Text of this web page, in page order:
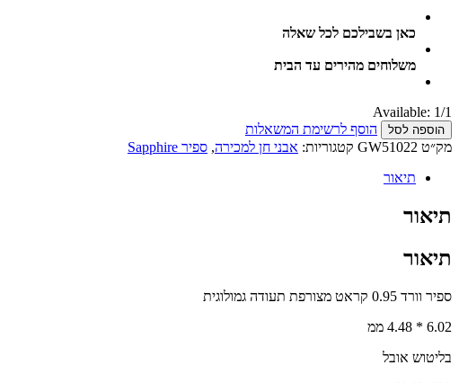
כאן בשבילכם לכל שאלה
משלוחים מהירים עד הבית
Available: 1/1
הוספה לסל
הוסף לרשימת המשאלות
מק״ט GW51022 קטגוריות: אבני חן למכירה, ספיר Sapphire
תיאור
תיאור
תיאור
ספיר וורד 0.95 קראט מצורפת תעודה גמולוגית
6.02 * 4.48 ממ
בליטוש אובל